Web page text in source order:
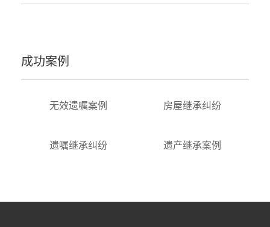
成功案例
无效遗嘱案例 房屋继承纠纷
遗嘱继承纠纷 遗产继承案例